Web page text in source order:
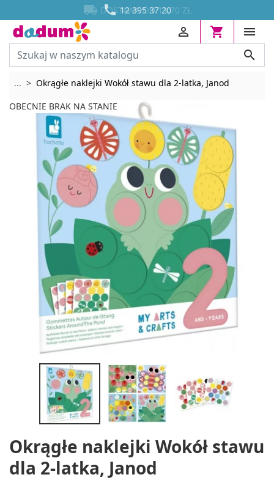
 12 395 37 20
 DOSTAWA OD 13,70 ZŁ






... Rozwiń breadcrumbs
Okrągłe naklejki Wokół stawu dla 2-latka, Janod
OBECNIE BRAK NA STANIE
Okrągłe naklejki Wokół stawu
dla 2-latka, Janod